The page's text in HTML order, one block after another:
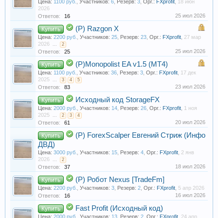
Цена: 1100 руб. Участников: 6 Резерв: 3 Орг.: FXprofit 18 июн
2026
Ответов:
16 25 июл 2026
Купить (Р) Razgon X
Цена: 2200 руб. Участников: 25 Резерв: 23 Орг.: FXprofit 27 мар
2026
2
Ответов: 25 25 июл 2026
Купить (Р)Monopolist EA v1.5 (MT4)
Цена: 1100 руб. Участников: 36 Резерв: 3 Орг.: FXprofit 17 дек
2025
3 4 5
Ответов: 83 23 июл 2026
Купить Исходный код StorageFX
Цена: 2000 руб. Участников: 14 Резерв: 26 Орг.: FXprofit 1 ноя
2025
2 3 4
Ответов: 61 20 июл 2026
Купить
(Р) ForexScalper Евгений Стриж (Инфо
ДВД)
Цена: 3000 руб. Участников: 15 Резерв: 4 Орг.: FXprofit 2 янв
2026
2
Ответов: 37 18 июл 2026
Купить (Р) Робот Nexus [TradeFm]
Цена: 2200 руб. Участников: 3 Резерв: 2 Орг.: FXprofit 5 апр 2026
Ответов:
16 16 июл 2026
Купить Fast Profit (Исходный код)
Цена: 2000 руб. Участников: 13 Резерв: 2 Орг.: FXprofit 24 апр